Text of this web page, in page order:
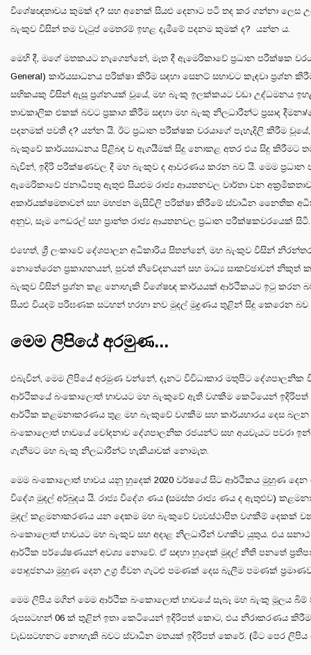
විශේෂඥතාවය කුමක් ද? සහ අනෙක් සියළු දෙනාට පටි තද කර ගන්නා ලෙස
බැංකුව විසින් තම වැටුප් මෙතරම් ඉහළ දැමීමේ පදනම කුමක් ද? යන්න ය.
මෙහි දී, මගේ මතකයට නැගෙන්නේ, මෑත දී ඇමෙරිකාවේ ප්‍රධාන පරීක්ෂක
General) කාර්යසාධනය පරික්ෂා කිරීම සඳහා සෙනට් සභාවට කැඳවා ප්‍රශ්න
සභිකයකු විසින් ඇසූ ප්‍රශ්නයක් වූයේ, මහ බැංකු ඉලක්කයට වඩා උද්ධමනය
තාවකාලික එකක් බවට ප්‍රකාශ කිරීම සඳහා මහ බැංකු නිලධාරීන්ට ප්‍රසාද
පදනමක් පවතී ද? යන්න යි. ඊට ප්‍රධාන පරීක්ෂක වරයාගේ පැහැදිලි කිරීම
බැංකුවේ කාර්යසාධනය පිළිබඳ ව ඇගයීමක් සිදු නොකළ අතර එය සිදු කිරීමට
බැවින්, ඉදිරි පරීක්ෂණවල දී මහ බැංකුව ද ආවරණය කරන බව යි. මෙම ප්‍රධාන
ඇමෙරිකාවේ ජනාධිපතු ඇතුළු සියළුම රාජ්‍ය ආයතනවල වාර්තා වන
අකාර්යක්ෂමතාවන් සහ මහජන මැසිවිලි පරික්ෂා කිරීමේ ස්වාධීන නෛතික
අනුව, සෑම ෆෙඩරල් සහ ප්‍රාන්ත රාජ්‍ය ආයතනවල ප්‍රධාන පරීක්ෂකවරයෙක් සිටී.
එහෙත්, ශ්‍රී ලංකාවේ දේශපාලන අධිකාරිය සිතන්නේ, මහ බැංකුව විසින්
නොතේරෙන ප්‍රකාශනයන්, පුවත් නිවේදනයන් සහ මාධ්‍ය සාකච්ඡාවන් නිකුත්
බැංකුව විසින් ප්‍රශ්න කළ නොහැකි විශේෂඥ කාර්යයක් ආර්ථිකයට ඉටු කරන
සියළු වියදම් පරිඝණක සටහන් හරහා නව මුදල් මුද්‍රණය තුළින් සිදු කෙරෙන
මෙම ලිපියේ අරමුණ...
එබැවින්, මෙම ලිපියේ අරමුණ වන්නේ, දැනට විවිධාකාර මතුපිට දේශපාලනික
ආර්ථිකයේ බංකොලොත් භාවයට මහ බැංකුවේ ඇති වගකීම කෙටියෙන් ඉදිරිපත්
ආර්ථික කළමනාකරණය තුළ මහ බැංකුවේ වගකීම සහ කාර්යභාරය දෙස
බංකොලොත් භාවයේ චෝදනාව දේශපාලනික රජයන්ට සහ අයවැයට පවරා
ගැනීමට මහ බැංකු නිලධාරීන්ට හැකියාවක් නොමැත.
මෙම බංකොලොත් භාවය යනු හුදෙක් 2020 වර්ෂයේ සිට ආර්ථිකය මුහුණ දෙන
විදේශ මුදල් අර්බුදය යි. රාජ්‍ය විදේශ ණය (සමස්ත රාජ්‍ය ණය ද ඇතුළුව)
මුදල් කළමනාකරණය යන දෙකම මහ බැංකුවේ ව්‍යවස්ථාපිත වගකීම් දෙකක්
බංකොලොත් භාවයට මහ බැංකුව සහ අදාළ නිලධාරීන් වගකිව යුතුය. එය
ආර්ථික පර්යේෂණයන් අවශ්‍ය නොවේ. ඒ සඳහා හුදෙක් මුදල් නීති පනතේ
පොදුජනයා මුහුණ දෙන උග්‍ර ජීවන ගැටළු පමණක් දෙස බැලීම පමණක්
මෙම ලිපිය මගින් මෙම ආර්ථික බංකොලොත් භාවයේ සැබෑ මහ බැංකු මූලය බිම්
රුපසටහන් 06 ක් තුළින් ඉතා කෙටියෙන් ඉදිරිපත් කොට, එය නිරාකරණය
වැඩසටහනට නොහැකි බවට ස්වාධීන මතයක් ඉදිරිපත් කෙරේ. (මීට පෙර